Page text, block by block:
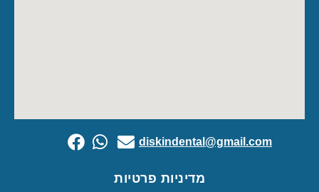
diskindental@gmail.com
מדיניות פרטיות